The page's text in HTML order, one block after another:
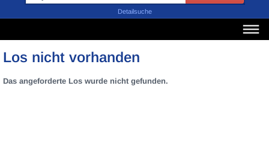
Detailsuche
Los nicht vorhanden
Das angeforderte Los wurde nicht gefunden.